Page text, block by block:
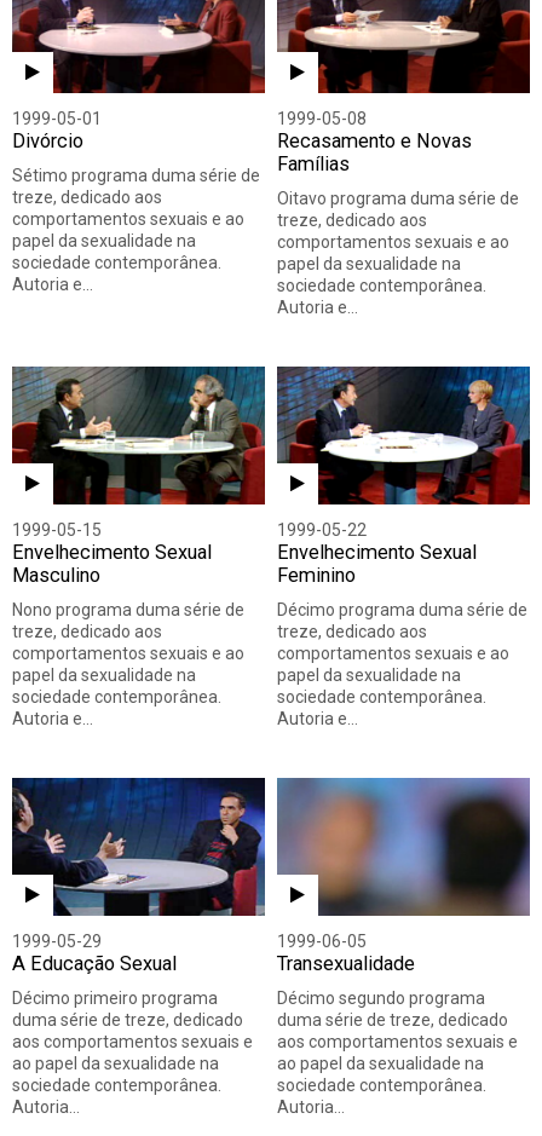
1999-05-01
Divórcio
Sétimo programa duma série de
treze, dedicado aos
comportamentos sexuais e ao
papel da sexualidade na
sociedade contemporânea.
Autoria e…
1999-05-08
Recasamento e Novas
Famílias
Oitavo programa duma série de
treze, dedicado aos
comportamentos sexuais e ao
papel da sexualidade na
sociedade contemporânea.
Autoria e…
1999-05-15
Envelhecimento Sexual
Masculino
Nono programa duma série de
treze, dedicado aos
comportamentos sexuais e ao
papel da sexualidade na
sociedade contemporânea.
Autoria e…
1999-05-22
Envelhecimento Sexual
Feminino
Décimo programa duma série de
treze, dedicado aos
comportamentos sexuais e ao
papel da sexualidade na
sociedade contemporânea.
Autoria e…
1999-05-29
A Educação Sexual
Décimo primeiro programa
duma série de treze, dedicado
aos comportamentos sexuais e
ao papel da sexualidade na
sociedade contemporânea.
Autoria…
1999-06-05
Transexualidade
Décimo segundo programa
duma série de treze, dedicado
aos comportamentos sexuais e
ao papel da sexualidade na
sociedade contemporânea.
Autoria…